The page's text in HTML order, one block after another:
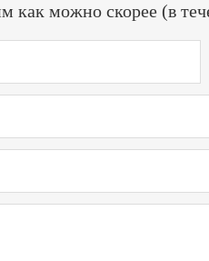
можно скорее (в